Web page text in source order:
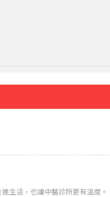
生活，也讓中醫診所更有溫度。